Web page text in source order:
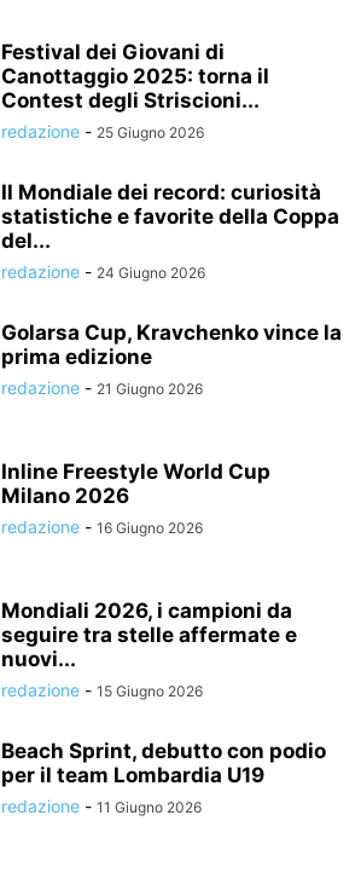
Festival dei Giovani di
Canottaggio 2025: torna il
Contest degli Striscioni...
redazione - 25 Giugno 2026
Il Mondiale dei record: curiosità
statistiche e favorite della Coppa
del...
redazione - 24 Giugno 2026
Golarsa Cup, Kravchenko vince la
prima edizione
redazione - 21 Giugno 2026
Inline Freestyle World Cup
Milano 2026
redazione - 16 Giugno 2026
Mondiali 2026, i campioni da
seguire tra stelle affermate e
nuovi...
redazione - 15 Giugno 2026
Beach Sprint, debutto con podio
per il team Lombardia U19
redazione - 11 Giugno 2026